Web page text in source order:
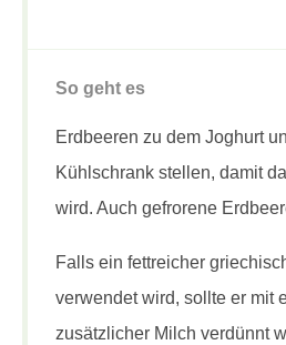
So geht es
Erdbeeren zu dem Joghurt
Kühlschrank stellen, damit
wird. Auch gefrorene
Falls ein fettreicher
verwendet wird, sollte er mit
zusätzlicher Milch verdünnt